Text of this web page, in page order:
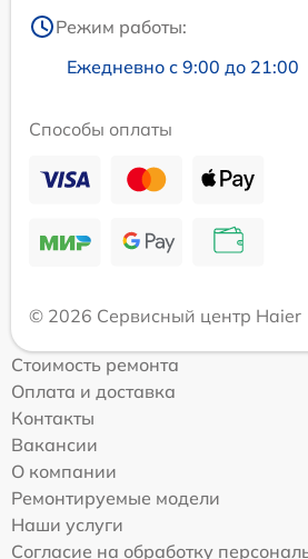
Режим работы:
Ежедневно с 9:00 до 21:00
Способы оплаты
© 2026 Сервисный центр Haier
Стоимость ремонта
Оплата и доставка
Контакты
Вакансии
О компании
Ремонтируемые модели
Наши услуги
Согласие на обработку